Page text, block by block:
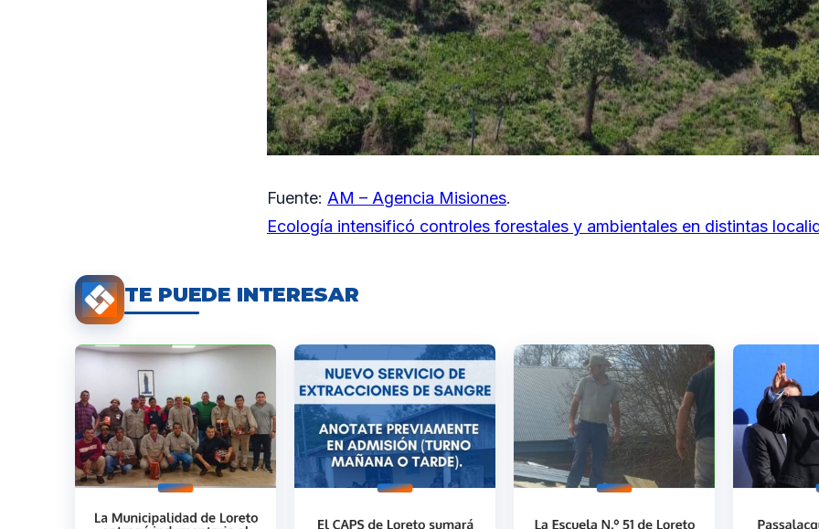
Fuente: AM – Agencia Misiones.
Ecología intensificó controles forestales y ambientales en distintas
TE PUEDE INTERESAR